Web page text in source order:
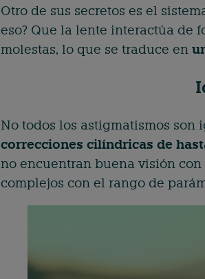
Otro de sus secretos es el
eso? Que la lente interactúa de
molestas, lo que se traduce en
No todos los astigmatismos son
correcciones cilíndricas de
no encuentran buena visión con
complejos con el rango de